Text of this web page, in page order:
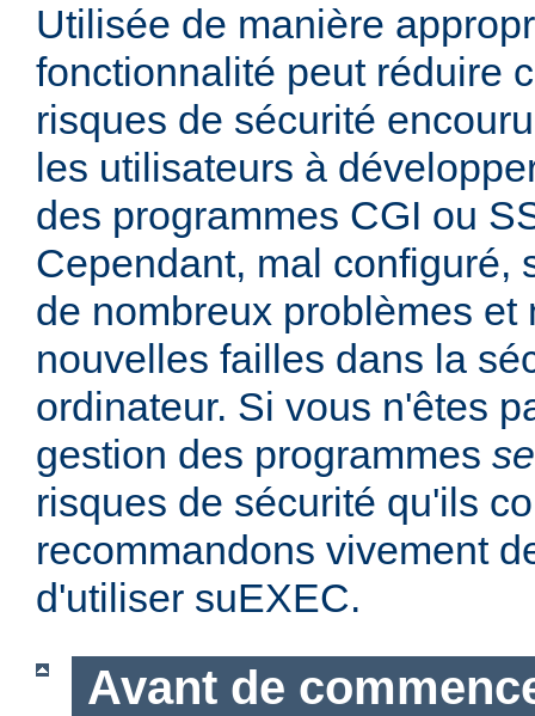
Utilisée de manière
fonctionnalité peut réduire
risques de sécurité
les utilisateurs à
des programmes CGI ou
Cependant, mal configuré,
de nombreux problèmes et
nouvelles failles dans la
ordinateur. Si vous n'êtes
gestion des programmes
risques de sécurité qu'ils
recommandons vivement
d'utiliser suEXEC.
Avant de